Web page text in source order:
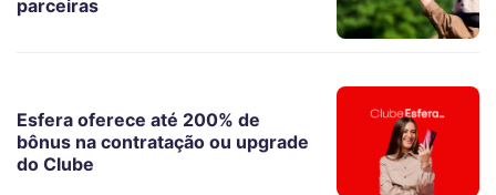
parceiras
Esfera oferece até 200% de
bônus na contratação ou upgrade
do Clube